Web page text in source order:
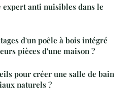
expert anti nuisibles dans le
d'un poêle à bois intégré
pièces d'une maison ?
pour créer une salle de bain
naturels ?